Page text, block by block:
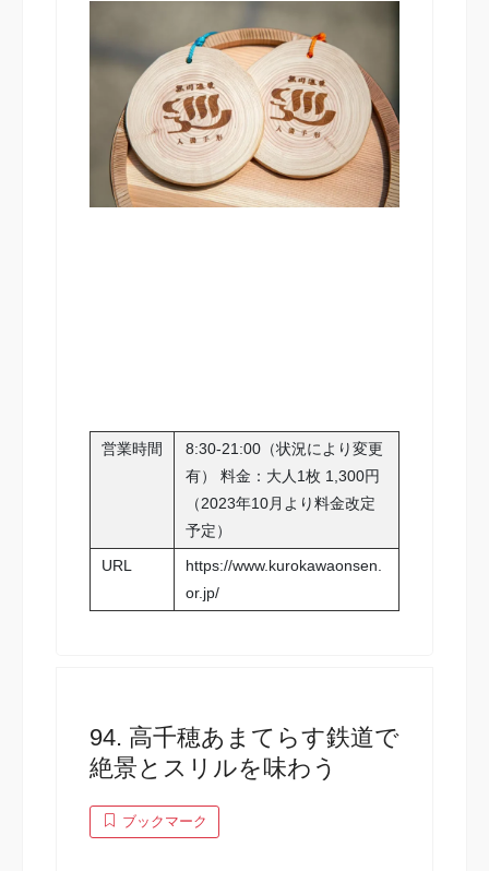
営業時間
8:30-21:00（状況により変更
有） 料金：大人1枚 1,300円
（2023年10月より料金改定
予定）
URL
https://www.kurokawaonsen.
or.jp/
94. 高千穂あまてらす鉄道で
絶景とスリルを味わう
ブックマーク